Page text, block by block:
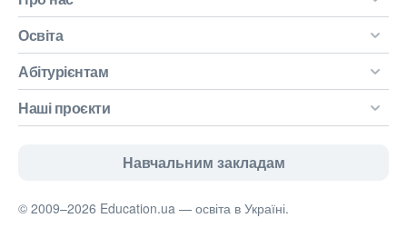
Освіта
Абітурієнтам
Наші проєкти
Навчальним закладам
© 2009–2026 Education.ua — освіта в Україні.